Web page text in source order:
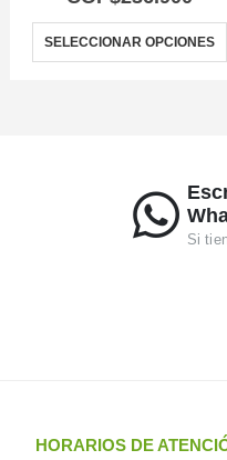
SELECCIONAR OPCIONES
Si
HORARIOS DE